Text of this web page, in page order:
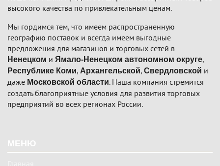
высокого качества по привлекательным ценам.
Мы гордимся тем, что имеем распространенную
географию поставок и всегда имеем выгодные
предложения для магазинов и торговых сетей в
Ненецком и Ямало-Ненецком автономном округе,
Республике Коми, Архангельской, Свердловской и
даже Московской области. Наша компания стремится
создать благоприятные условия для развития торговых
предприятий во всех регионах России.
МЕНЮ